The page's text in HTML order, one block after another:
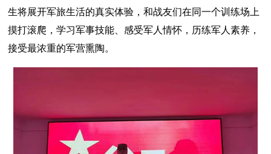
生将展开军旅生活的真实体验，和战友们在同一个训练场上
摸打滚爬，学习军事技能、感受军人情怀，历练军人素养，
接受最浓重的军营熏陶。